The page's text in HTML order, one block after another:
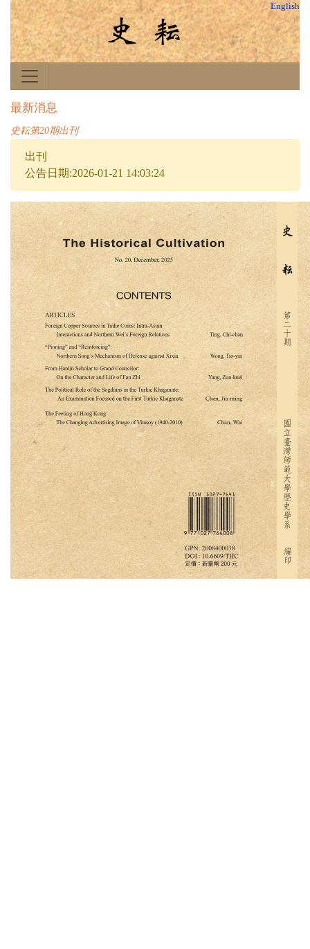
English
最新消息
史耘第20期出刊
出刊
公告日期:2026-01-21 14:03:24